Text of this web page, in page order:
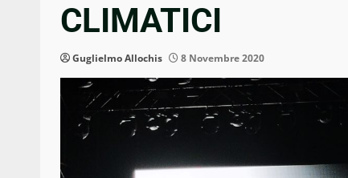
CLIMATICI
Guglielmo Allochis 8 Novembre 2020